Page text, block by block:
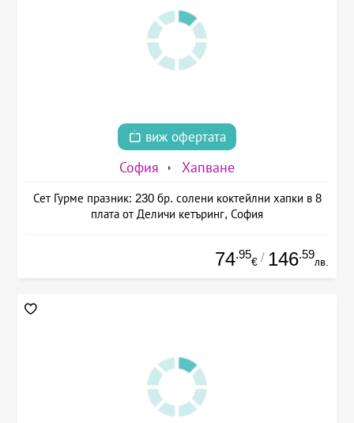
виж офертата
София Хапване
Сет Гурме празник: 230 бр. солени коктейлни хапки в 8
плата от Деличи кетъринг, София
74.95
€ / 146.59
лв.